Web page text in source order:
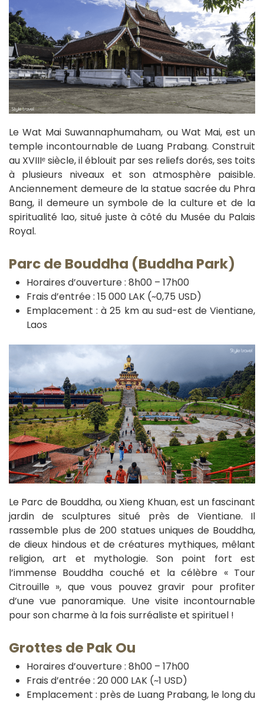
Le Wat Mai Suwannaphumaham, ou Wat Mai, est un
temple incontournable de Luang Prabang. Construit
au XVIIIᵉ siècle, il éblouit par ses reliefs dorés, ses toits
à plusieurs niveaux et son atmosphère paisible.
Anciennement demeure de la statue sacrée du Phra
Bang, il demeure un symbole de la culture et de la
spiritualité lao, situé juste à côté du Musée du Palais
Royal.
Parc de Bouddha (Buddha Park)
Horaires d’ouverture : 8h00 – 17h00
Frais d’entrée : 15 000 LAK (~0,75 USD)
Emplacement : à 25 km au sud-est de Vientiane,
Laos
Le Parc de Bouddha, ou Xieng Khuan, est un fascinant
jardin de sculptures situé près de Vientiane. Il
rassemble plus de 200 statues uniques de Bouddha,
de dieux hindous et de créatures mythiques, mêlant
religion, art et mythologie. Son point fort est
l’immense Bouddha couché et la célèbre « Tour
Citrouille », que vous pouvez gravir pour profiter
d’une vue panoramique. Une visite incontournable
pour son charme à la fois surréaliste et spirituel !
Grottes de Pak Ou
Horaires d’ouverture : 8h00 – 17h00
Frais d’entrée : 20 000 LAK (~1 USD)
Emplacement : près de Luang Prabang, le long du